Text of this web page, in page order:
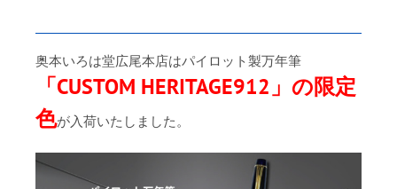
奥本いろは堂広尾本店はパイロット製万年筆
「CUSTOM HERITAGE912」の限定
色が入荷いたしました。